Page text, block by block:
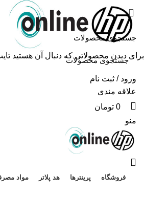
ورود / ثبت نام
علاقه مندی
0 تومان
منو
فروشگاه پرینترها هد پلاتر مواد
برای دیدن محصولاتی که دنبال آن هستید